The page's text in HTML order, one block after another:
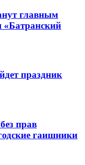
главным
«Батранский
праздник
прав
гаишники